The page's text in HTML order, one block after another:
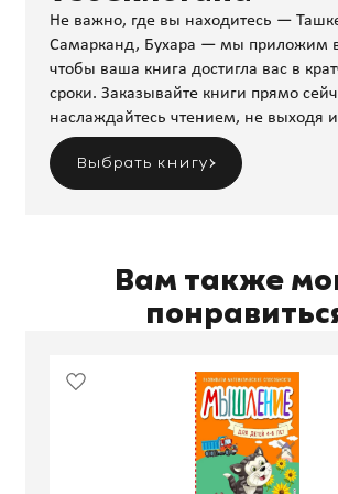
Не важно, где вы находитесь —
Самарканд, Бухара — мы приложим
чтобы ваша книга достигла вас в
сроки. Заказывайте книги прямо
наслаждайтесь чтением, не выходя
Выбрать книгу
Вам также